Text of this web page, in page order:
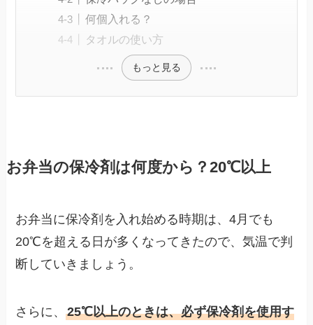
何個入れる？
タオルの使い方
もっと見る
お弁当の保冷剤は何度から？20℃以上
お弁当に保冷剤を入れ始める時期は、4月でも
20℃を超える日が多くなってきたので、気温で判
断していきましょう。
さらに、25℃以上のときは、必ず保冷剤を使用す